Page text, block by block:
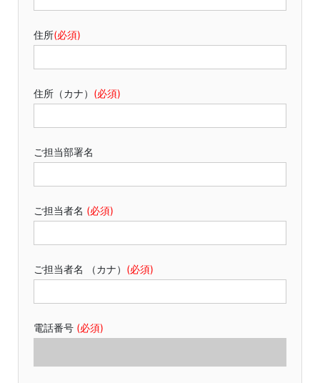
お知らせ
住所(必須)
住所（カナ） (必須)
ご担当部署名
ご担当者名 (必須)
ご担当者名 （カナ） (必須)
電話番号 (必須)